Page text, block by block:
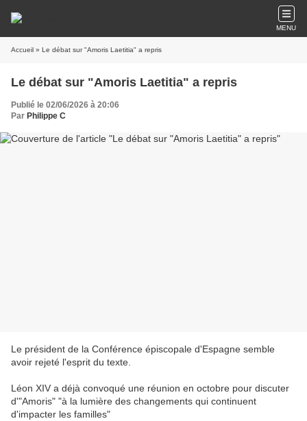
MENU
Accueil » Le débat sur "Amoris Laetitia" a repris
Le débat sur "Amoris Laetitia" a repris
Publié le 02/06/2026 à 20:06
Par Philippe C
Le président de la Conférence épiscopale d'Espagne semble
avoir rejeté l'esprit du texte.
Léon XIV a déjà convoqué une réunion en octobre pour discuter
d'"Amoris" "à la lumière des changements qui continuent
d'impacter les familles"